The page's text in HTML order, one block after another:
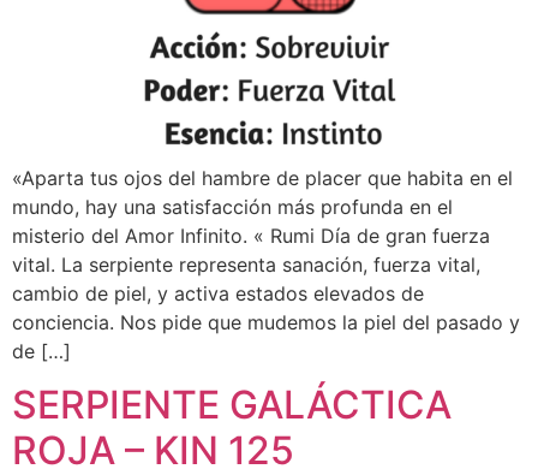
«Aparta tus ojos del hambre de placer que habita en el
mundo, hay una satisfacción más profunda en el
misterio del Amor Infinito. « Rumi Día de gran fuerza
vital. La serpiente representa sanación, fuerza vital,
cambio de piel, y activa estados elevados de
conciencia. Nos pide que mudemos la piel del pasado y
de […]
SERPIENTE GALÁCTICA
ROJA – KIN 125